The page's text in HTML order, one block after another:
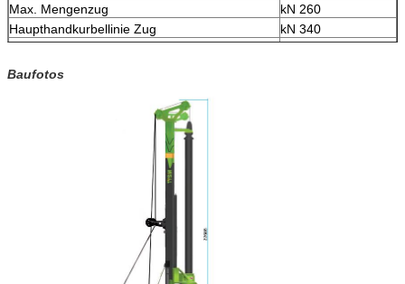
Max. Mengenzug
kN 260
Haupthandkurbellinie Zug
kN 340
Zusätzliche Handkurbellinie Zug
Anschlag (Mengensystem)
Funktionierende Höhe
Baufotos